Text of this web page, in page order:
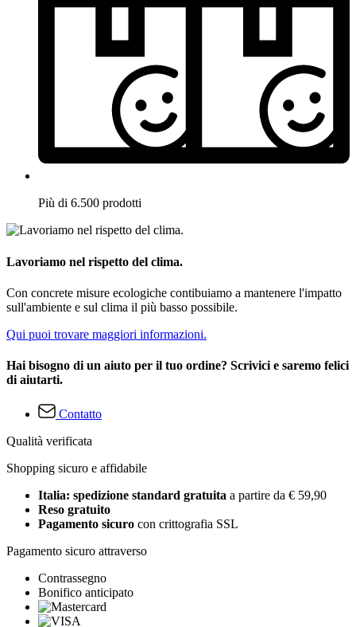
Più di 6.500 prodotti
Lavoriamo nel rispetto del clima.
Con concrete misure ecologiche contibuiamo a mantenere l'impatto
sull'ambiente e sul clima il più basso possibile.
Qui puoi trovare maggiori informazioni.
Hai bisogno di un aiuto per il tuo ordine? Scrivici e saremo felici
di aiutarti.
Contatto
Qualità verificata
Shopping sicuro e affidabile
Italia: spedizione standard gratuita a partire da € 59,90
Reso gratuito
Pagamento sicuro con crittografia SSL
Pagamento sicuro attraverso
Contrassegno
Bonifico anticipato